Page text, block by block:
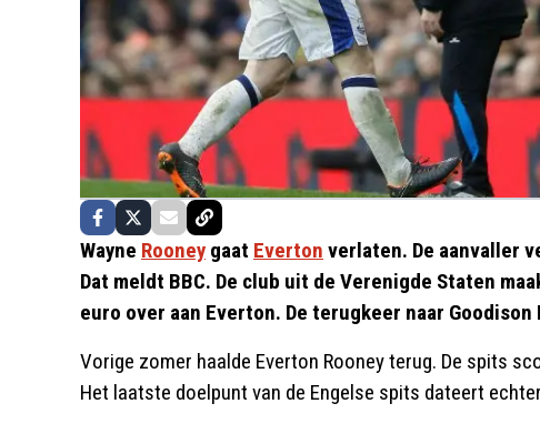
Wayne Rooney gaat Everton verlaten. De aanvaller
Dat meldt BBC. De club uit de Verenigde Staten
euro over aan Everton. De terugkeer naar
Vorige zomer haalde Everton Rooney terug. De spits
Het laatste doelpunt van de Engelse spits dateert